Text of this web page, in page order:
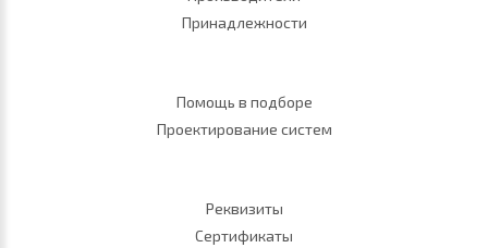
Принадлежности
Помощь в подборе
Проектирование систем
Реквизиты
Сертификаты